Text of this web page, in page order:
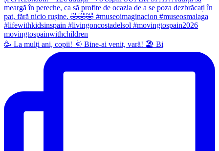
🥳 La mulți ani, copii! 🌞 Bine-ai venit, vară! 🏖 Bi